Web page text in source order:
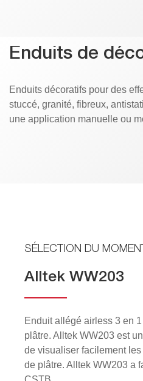
Enduits de
Enduits décoratifs pour des
stuccé, granité, fibreux,
une application manuelle ou
SÉLECTION DU
Alltek WW203
Enduit allégé airless 3 en
plâtre. Alltek WW203 est
de visualiser facilement
de plâtre. Alltek WW203 a
Enduit super allégé de
UL est un enduit de
nécessite pas de ponçage.
SÉLECTION DU
Alltek Exatek
Baguette d'angle adhésive
Enduisage immediat
Leger, souple et lisse
SÉLECTION DU
Alltek LM200
Un enduit allégé
Application rapide
Utilisation en fortes